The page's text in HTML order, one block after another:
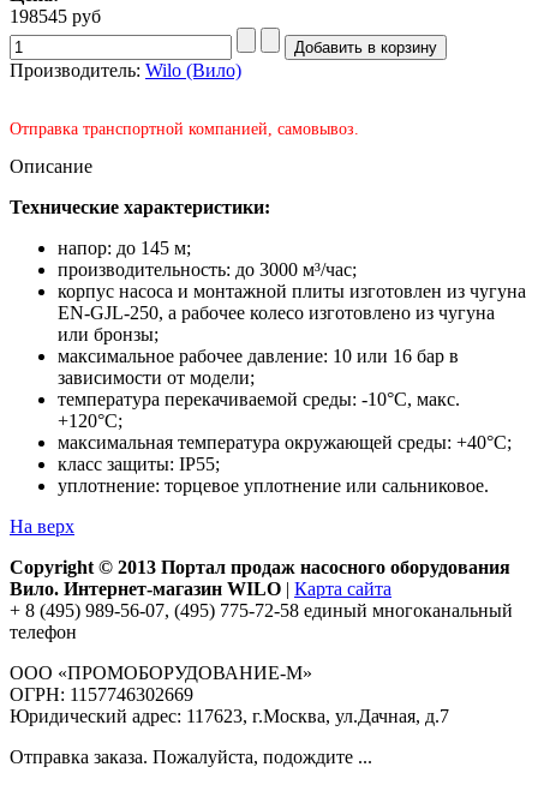
198545 руб
Производитель: Wilo (Вило)
Отправка транспортной компанией, самовывоз.
Описание
Технические характеристики:
напор: до 145 м;
производительность: до 3000 м³/час;
корпус насоса и монтажной плиты изготовлен из чугуна
EN-GJL-250, а рабочее колесо изготовлено из чугуна
или бронзы;
максимальное рабочее давление: 10 или 16 бар в
зависимости от модели;
температура перекачиваемой среды: -10°С, макс.
+120°С;
максимальная температура окружающей среды: +40°С;
класс защиты: IP55;
уплотнение: торцевое уплотнение или сальниковое.
На верх
Copyright © 2013 Портал продаж насосного оборудования
Вило. Интернет-магазин WILO | Карта сайта
+ 8 (495) 989-56-07, (495) 775-72-58 единый многоканальный
телефон
ООО «ПРОМОБОРУДОВАНИЕ-М»
ОГРН: 1157746302669
Юридический адрес: 117623, г.Москва, ул.Дачная, д.7
Отправка заказа. Пожалуйста, подождите ...